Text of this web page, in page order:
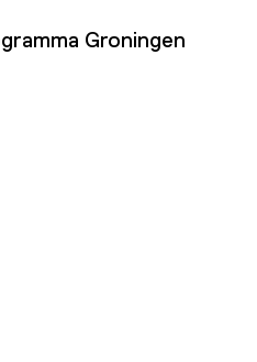
Groningen